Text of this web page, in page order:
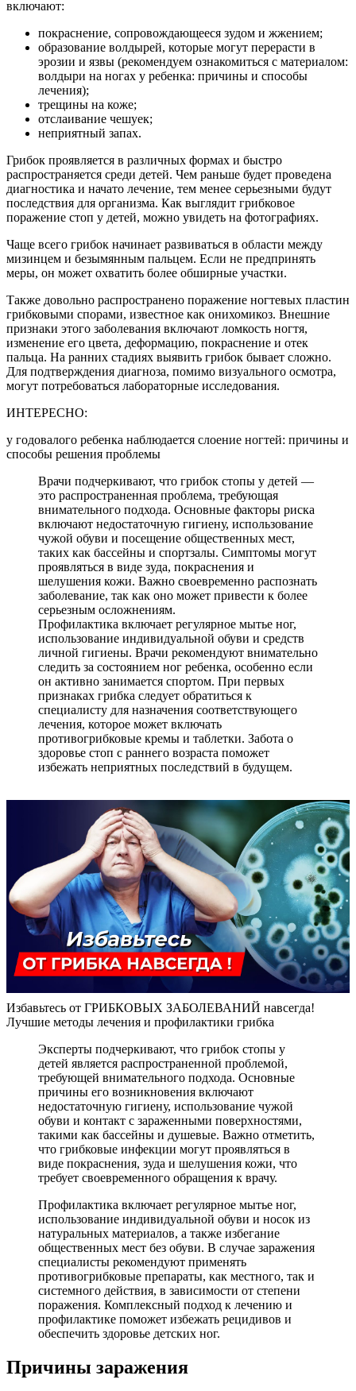
включают:
покраснение, сопровождающееся зудом и жжением;
образование волдырей, которые могут перерасти в
эрозии и язвы (рекомендуем ознакомиться с материалом:
волдыри на ногах у ребенка: причины и способы
лечения);
трещины на коже;
отслаивание чешуек;
неприятный запах.
Грибок проявляется в различных формах и быстро
распространяется среди детей. Чем раньше будет проведена
диагностика и начато лечение, тем менее серьезными будут
последствия для организма. Как выглядит грибковое
поражение стоп у детей, можно увидеть на фотографиях.
Чаще всего грибок начинает развиваться в области между
мизинцем и безымянным пальцем. Если не предпринять
меры, он может охватить более обширные участки.
Также довольно распространено поражение ногтевых пластин
грибковыми спорами, известное как онихомикоз. Внешние
признаки этого заболевания включают ломкость ногтя,
изменение его цвета, деформацию, покраснение и отек
пальца. На ранних стадиях выявить грибок бывает сложно.
Для подтверждения диагноза, помимо визуального осмотра,
могут потребоваться лабораторные исследования.
ИНТЕРЕСНО:
у годовалого ребенка наблюдается слоение ногтей: причины и
способы решения проблемы
Врачи подчеркивают, что грибок стопы у детей —
это распространенная проблема, требующая
внимательного подхода. Основные факторы риска
включают недостаточную гигиену, использование
чужой обуви и посещение общественных мест,
таких как бассейны и спортзалы. Симптомы могут
проявляться в виде зуда, покраснения и
шелушения кожи. Важно своевременно распознать
заболевание, так как оно может привести к более
серьезным осложнениям.
Профилактика включает регулярное мытье ног,
использование индивидуальной обуви и средств
личной гигиены. Врачи рекомендуют внимательно
следить за состоянием ног ребенка, особенно если
он активно занимается спортом. При первых
признаках грибка следует обратиться к
специалисту для назначения соответствующего
лечения, которое может включать
противогрибковые кремы и таблетки. Забота о
здоровье стоп с раннего возраста поможет
избежать неприятных последствий в будущем.
Избавьтесь от ГРИБКОВЫХ ЗАБОЛЕВАНИЙ навсегда!
Лучшие методы лечения и профилактики грибка
Эксперты подчеркивают, что грибок стопы у
детей является распространенной проблемой,
требующей внимательного подхода. Основные
причины его возникновения включают
недостаточную гигиену, использование чужой
обуви и контакт с зараженными поверхностями,
такими как бассейны и душевые. Важно отметить,
что грибковые инфекции могут проявляться в
виде покраснения, зуда и шелушения кожи, что
требует своевременного обращения к врачу.
Профилактика включает регулярное мытье ног,
использование индивидуальной обуви и носок из
натуральных материалов, а также избегание
общественных мест без обуви. В случае заражения
специалисты рекомендуют применять
противогрибковые препараты, как местного, так и
системного действия, в зависимости от степени
поражения. Комплексный подход к лечению и
профилактике поможет избежать рецидивов и
обеспечить здоровье детских ног.
Причины заражения